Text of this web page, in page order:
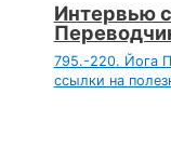
Интервью
795.-220. Йога
ссылки на